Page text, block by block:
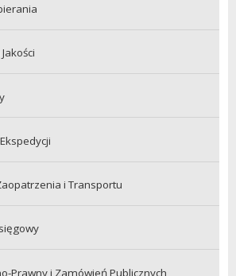
i Transportu
Prawny i Zamówień Publicznych